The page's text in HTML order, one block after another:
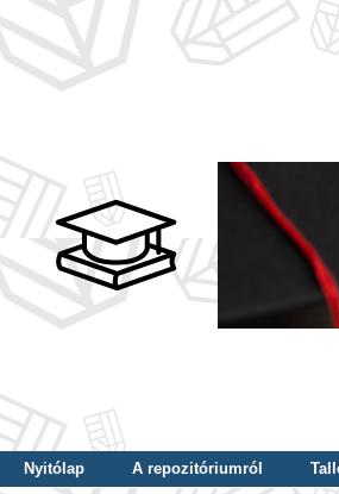
Nyitólap A repozitóriumról